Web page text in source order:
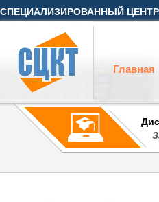
СПЕЦИАЛИЗИРОВАННЫЙ
Главная